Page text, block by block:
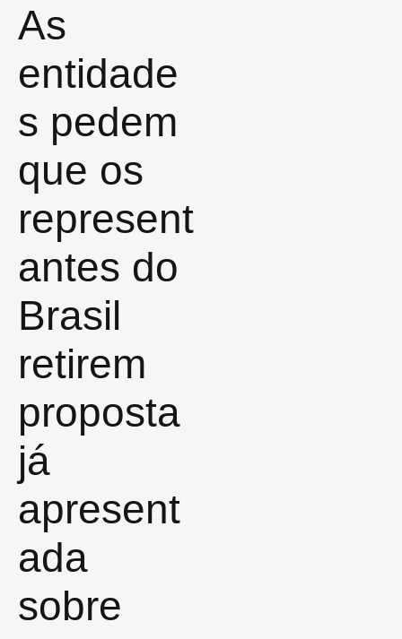
As
entidade
s pedem
que os
represent
antes do
Brasil
retirem
proposta
já
apresent
ada
sobre